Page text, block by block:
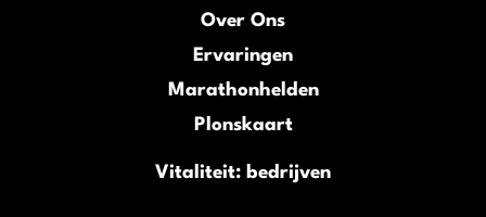
Over Ons
Ervaringen
Marathonhelden
Plonskaart
Vitaliteit: bedrijven